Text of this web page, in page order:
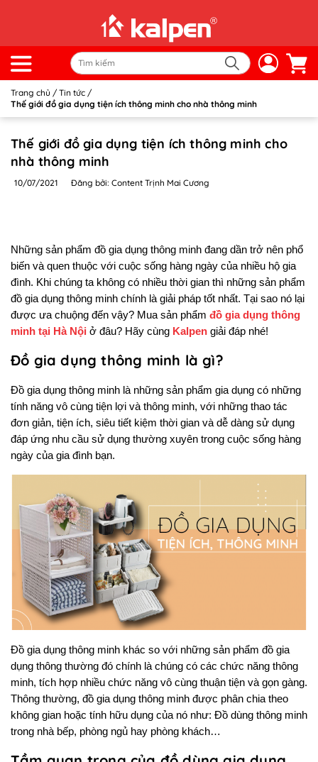
Trang chủ / Tin tức /
Thế giới đồ gia dụng tiện ích thông minh cho nhà thông minh
Thế giới đồ gia dụng tiện ích thông minh cho
nhà thông minh
10/07/2021 Đăng bởi: Content Trịnh Mai Cương
Những sản phẩm đồ gia dụng thông minh đang dần trở nên phổ
biến và quen thuộc với cuộc sống hàng ngày của nhiều hộ gia
đình. Khi chúng ta không có nhiều thời gian thì những sản phẩm
đồ gia dụng thông minh chính là giải pháp tốt nhất. Tại sao nó lại
được ưa chuộng đến vậy? Mua sản phẩm đồ gia dụng thông
minh tại Hà Nội ở đâu? Hãy cùng Kalpen giải đáp nhé!
Đồ gia dụng thông minh là gì?
Đồ gia dụng thông minh là những sản phẩm gia dụng có những
tính năng vô cùng tiện lợi và thông minh, với những thao tác
đơn giản, tiện ích, siêu tiết kiệm thời gian và dễ dàng sử dụng
đáp ứng nhu cầu sử dụng thường xuyên trong cuộc sống hàng
ngày của gia đình bạn.
Đồ gia dụng thông minh khác so với những sản phẩm đồ gia
dụng thông thường đó chính là chúng có các chức năng thông
minh, tích hợp nhiều chức năng vô cùng thuận tiện và gọn gàng.
Thông thường, đồ gia dụng thông minh được phân chia theo
không gian hoặc tính hữu dụng của nó như: Đồ dùng thông minh
trong nhà bếp, phòng ngủ hay phòng khách…